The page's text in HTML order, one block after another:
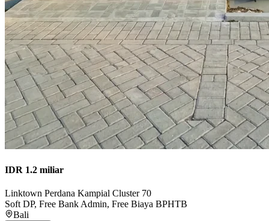
IDR 1.2 miliar
Linktown Perdana Kampial Cluster 70
Soft DP, Free Bank Admin, Free Biaya BPHTB
Bali